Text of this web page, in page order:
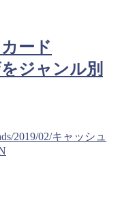
ード
ジャンル別
2019/02/キャッシュ